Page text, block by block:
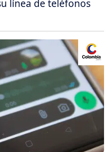
línea de teléfonos